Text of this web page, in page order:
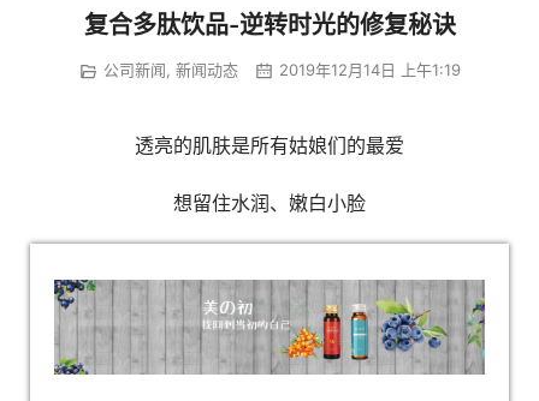
复合多肽饮品-逆转时光的修复秘诀
公司新闻, 新闻动态 2019年12月14日 上午1:19
透亮的肌肤是所有姑娘们的最爱
想留住水润、嫩白小脸